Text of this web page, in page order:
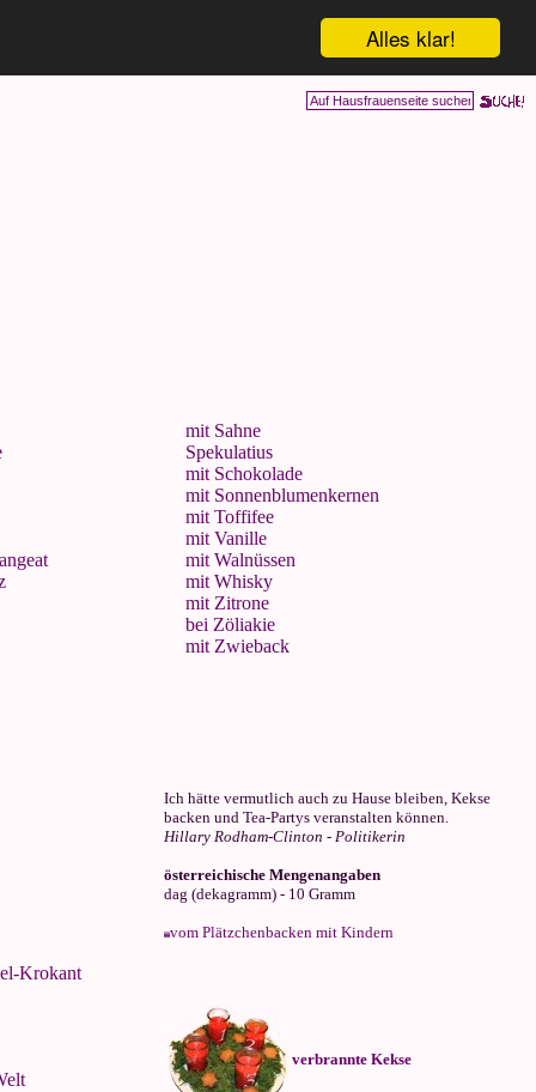
Alles klar!
mit Sahne
Spekulatius
mit Schokolade
mit Sonnenblumenkernen
mit Toffifee
mit Vanille
mit Walnüssen
mit Whisky
mit Zitrone
bei Zöliakie
mit Zwieback
Krokant
Ich hätte vermutlich auch zu Hause bleiben, Kekse
backen und Tea-Partys veranstalten können.
Hillary Rodham-Clinton - Politikerin
österreichische Mengenangaben
dag (dekagramm) - 10 Gramm
vom Plätzchenbacken mit Kindern
verbrannte Kekse